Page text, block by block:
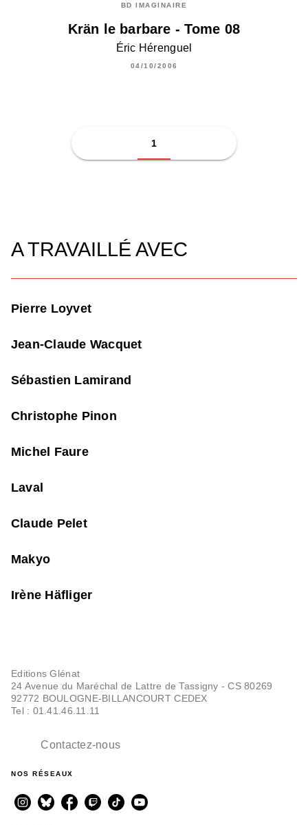
BD IMAGINAIRE
Krän le barbare - Tome 08
Éric Hérenguel
04/10/2006
1
A TRAVAILLÉ AVEC
Pierre Loyvet
Jean-Claude Wacquet
Sébastien Lamirand
Christophe Pinon
Michel Faure
Laval
Claude Pelet
Makyo
Irène Häfliger
Editions Glénat
24 Avenue du Maréchal de Lattre de Tassigny - CS 80269
92772 BOULOGNE-BILLANCOURT CEDEX
Tel : 01.41.46.11.11
Contactez-nous
NOS RÉSEAUX